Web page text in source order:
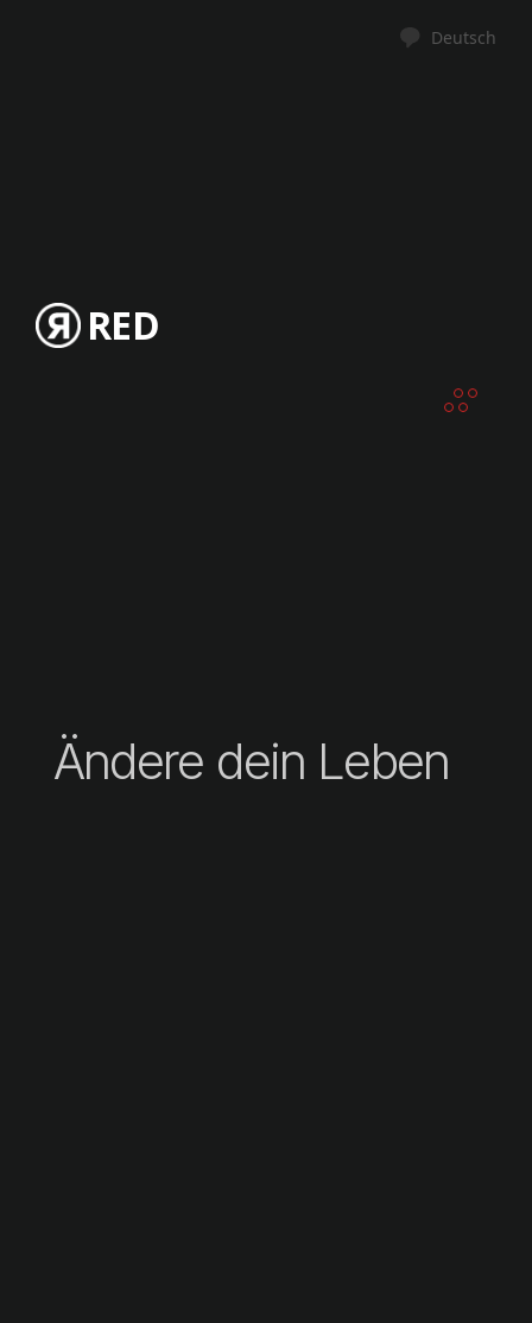
RED
Ändere dein Leben
Deutsch